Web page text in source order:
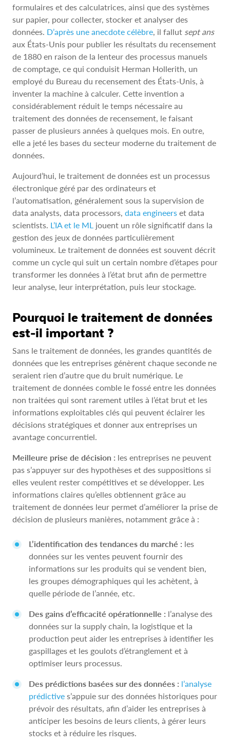
formulaires et des calculatrices, ainsi que des systèmes
sur papier, pour collecter, stocker et analyser des
données. D’après une anecdote célèbre, il fallut sept ans
aux États-Unis pour publier les résultats du recensement
de 1880 en raison de la lenteur des processus manuels
de comptage, ce qui conduisit Herman Hollerith, un
employé du Bureau du recensement des États-Unis, à
inventer la machine à calculer. Cette invention a
considérablement réduit le temps nécessaire au
traitement des données de recensement, le faisant
passer de plusieurs années à quelques mois. En outre,
elle a jeté les bases du secteur moderne du traitement de
données.
Aujourd’hui, le traitement de données est un processus
électronique géré par des ordinateurs et
l’automatisation, généralement sous la supervision de
data analysts, data processors, data engineers et data
scientists. L’IA et le ML jouent un rôle significatif dans la
gestion des jeux de données particulièrement
volumineux. Le traitement de données est souvent décrit
comme un cycle qui suit un certain nombre d’étapes pour
transformer les données à l’état brut afin de permettre
leur analyse, leur interprétation, puis leur stockage.
Pourquoi le traitement de données
est-il important ?
Sans le traitement de données, les grandes quantités de
données que les entreprises génèrent chaque seconde ne
seraient rien d’autre que du bruit numérique. Le
traitement de données comble le fossé entre les données
non traitées qui sont rarement utiles à l’état brut et les
informations exploitables clés qui peuvent éclairer les
décisions stratégiques et donner aux entreprises un
avantage concurrentiel.
Meilleure prise de décision : les entreprises ne peuvent
pas s’appuyer sur des hypothèses et des suppositions si
elles veulent rester compétitives et se développer. Les
informations claires qu’elles obtiennent grâce au
traitement de données leur permet d’améliorer la prise de
décision de plusieurs manières, notamment grâce à :
L’identification des tendances du marché : les
données sur les ventes peuvent fournir des
informations sur les produits qui se vendent bien,
les groupes démographiques qui les achètent, à
quelle période de l’année, etc.
Des gains d’efficacité opérationnelle : l’analyse des
données sur la supply chain, la logistique et la
production peut aider les entreprises à identifier les
gaspillages et les goulots d’étranglement et à
optimiser leurs processus.
Des prédictions basées sur des données : l’analyse
prédictive s’appuie sur des données historiques pour
prévoir des résultats, afin d’aider les entreprises à
anticiper les besoins de leurs clients, à gérer leurs
stocks et à réduire les risques.